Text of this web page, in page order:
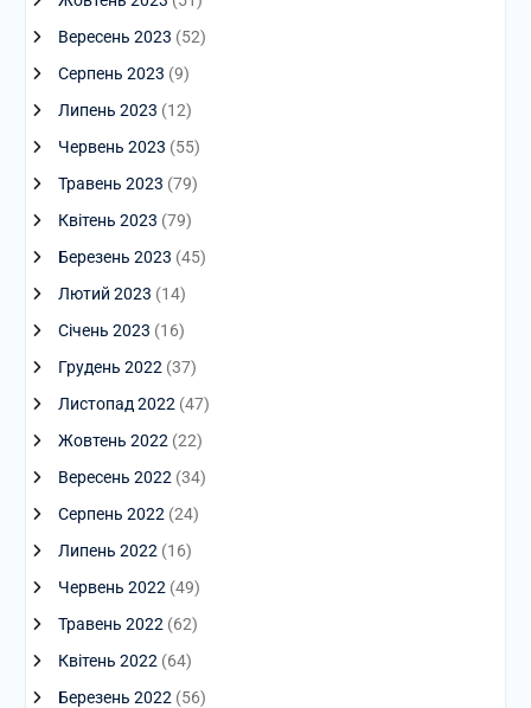
Вересень 2023 (52)
Серпень 2023 (9)
Липень 2023 (12)
Червень 2023 (55)
Травень 2023 (79)
Квітень 2023 (79)
Березень 2023 (45)
Лютий 2023 (14)
Січень 2023 (16)
Грудень 2022 (37)
Листопад 2022 (47)
Жовтень 2022 (22)
Вересень 2022 (34)
Серпень 2022 (24)
Липень 2022 (16)
Червень 2022 (49)
Травень 2022 (62)
Квітень 2022 (64)
Березень 2022 (56)